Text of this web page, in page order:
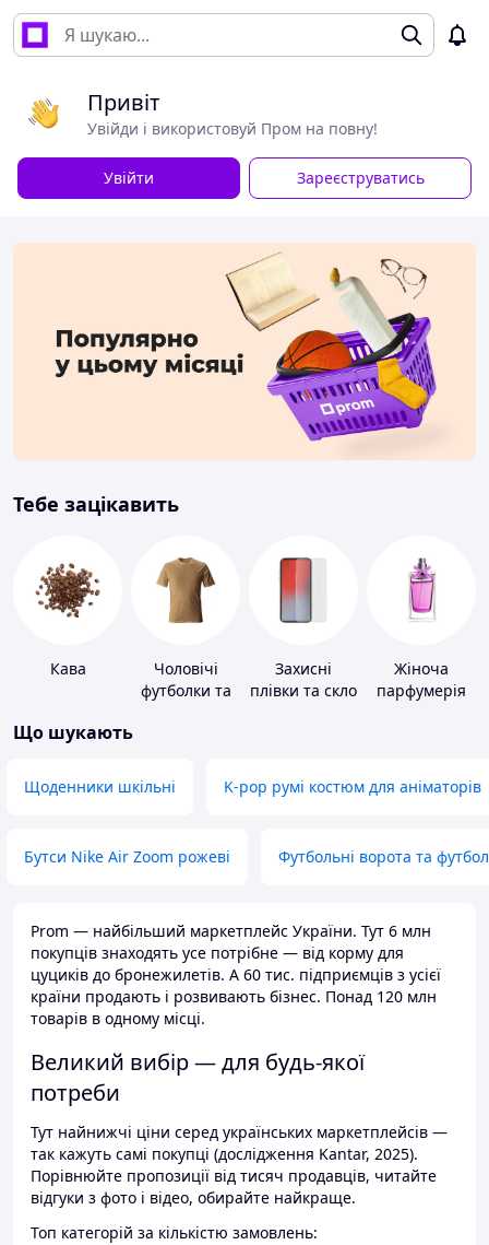
Привіт
Увійди і використовуй Пром на повну!
Увійти Зареєструватись
Тебе зацікавить
Кава
Чоловічі
футболки та
Захисні
плівки та скло
Жіноча
парфумерія
Що шукають
Щоденники шкільні K-pop румі костюм для аніматорів
Бутси Nike Air Zoom рожеві Футбольні ворота та
Prom — найбільший маркетплейс України. Тут 6 млн
покупців знаходять усе потрібне — від корму для
цуциків до бронежилетів. А 60 тис. підприємців з усієї
країни продають і розвивають бізнес. Понад 120 млн
товарів в одному місці.
Великий вибір — для будь-якої
потреби
Тут найнижчі ціни серед українських маркетплейсів —
так кажуть самі покупці (дослідження Kantar, 2025).
Порівнюйте пропозиції від тисяч продавців, читайте
відгуки з фото і відео, обирайте найкраще.
Топ категорій за кількістю замовлень: